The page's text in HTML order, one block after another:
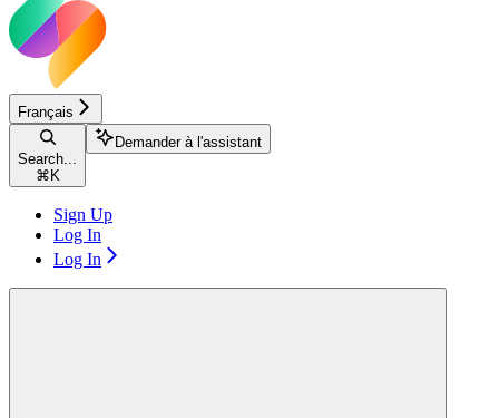
Français
Search...
⌘ K
Demander à l'assistant
Sign Up
Log In
Log In